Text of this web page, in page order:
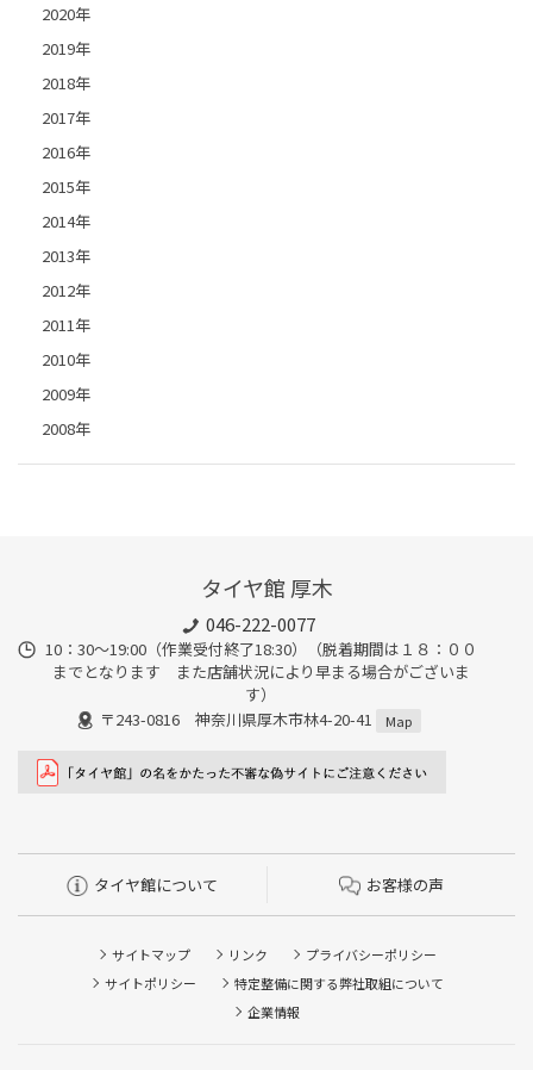
2020年
2019年
2018年
2017年
2016年
2015年
2014年
2013年
2012年
2011年
2010年
2009年
2008年
タイヤ館 厚木
046-222-0077
10：30～19:00（作業受付終了18:30）（脱着期間は１８：００
までとなります また店舗状況により早まる場合がございま
す）
〒243-0816 神奈川県厚木市林4-20-41
Map
タイヤ館について お客様の声
サイトマップ リンク
プライバシーポリシー
サイトポリシー
特定整備に関する弊社取組について
企業情報